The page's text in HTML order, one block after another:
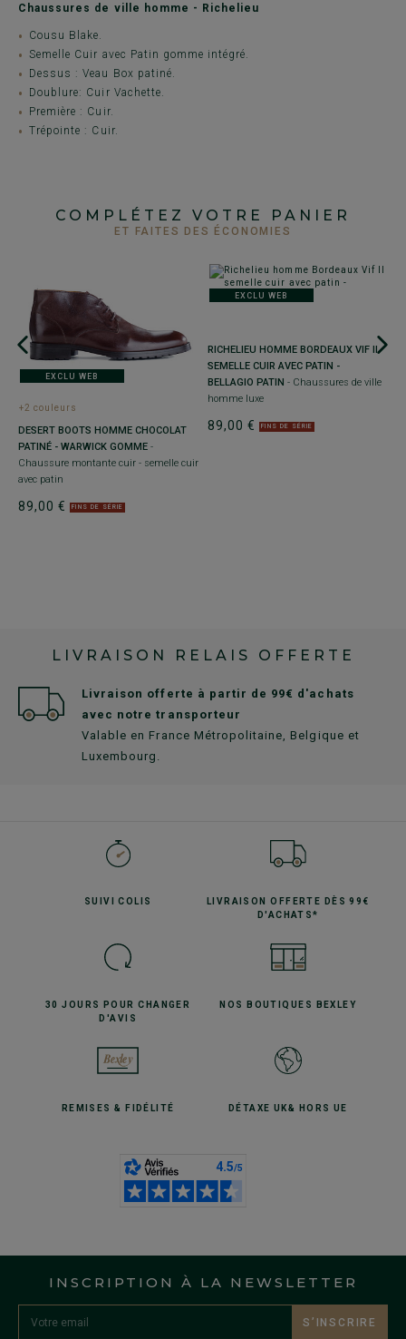
Chaussures de ville homme - Richelieu
Cousu Blake.
Semelle Cuir avec Patin gomme intégré.
Dessus : Veau Box patiné.
Doublure: Cuir Vachette.
Première : Cuir.
Trépointe : Cuir.
COMPLÉTEZ VOTRE PANIER
ET FAITES DES ÉCONOMIES
EXCLU WEB
+2 couleurs
DESERT BOOTS HOMME CHOCOLAT
PATINÉ - WARWICK GOMME -
Chaussure montante cuir - semelle cuir
avec patin
89,00 € FINS DE SÉRIE
EXCLU WEB
RICHELIEU HOMME BORDEAUX VIF II
SEMELLE CUIR AVEC PATIN -
BELLAGIO PATIN - Chaussures de ville
homme luxe
89,00 € FINS DE SÉRIE
LIVRAISON RELAIS OFFERTE
Livraison offerte à partir de 99€ d'achats
avec notre transporteur
Valable en France Métropolitaine, Belgique et
Luxembourg.
SUIVICOLIS LIVRAISON OFFERTE
DÈS 99€
D'ACHATS*
30 JOURS POURCHANGER
D'AVIS
NOS BOUTIQUES BEXLEY
REMISES& FIDÉLITÉ DÉTAXE UK& HORS UE
INSCRIPTION À LA NEWSLETTER
S’INSCRIRE